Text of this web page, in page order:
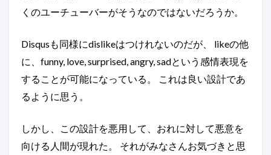
くのユーチューバーがそうなのではないだろうか。
Disqusも同様にdislikeはつけれないのだが、 likeの他
に、funny, love, surprised, angry, sadという感情表現を
することが可能になっている。 これは良い設計であ
るように思う。
しかし、この設計を悪用して、おれに対して悪意を
向ける人間が現れた。 それがみなさんお気づきと思